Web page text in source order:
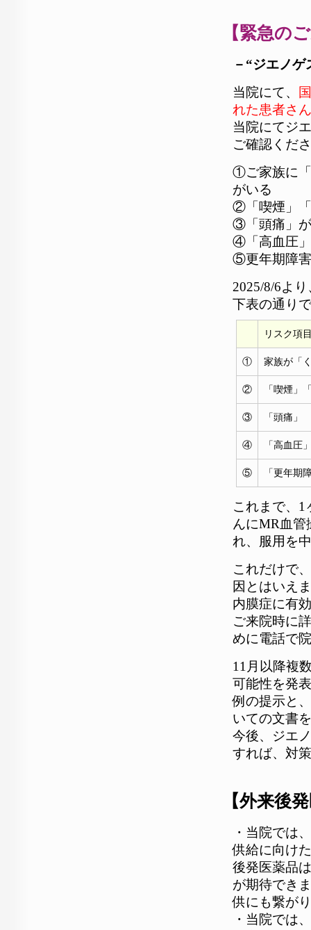
【緊急の
－“ジエノ
当院にて、
れた患者さん
当院にてジ
ご確認くだ
①ご家族に
がいる
②「喫煙」
③「頭痛」
④「高血圧
⑤更年期障
2025/8/6よ
下表の通り
リスク項
① 家族が「
② 「喫煙」
③ 「頭痛」
④ 「高血圧
⑤ 「更年期
これまで、1
んにMR血管
れ、服用を
これだけで
因とはいえ
内膜症に有
ご来院時に
めに電話で
11月以降複
可能性を発
例の提示と
いての文書
今後、ジエ
すれば、対
【外来後
・当院では
供給に向け
後発医薬品
が期待でき
供にも繋が
・当院では